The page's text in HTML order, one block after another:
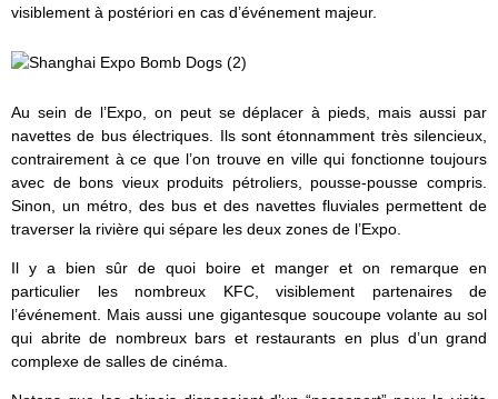
visiblement à postériori en cas d’événement majeur.
Au sein de l’Expo, on peut se déplacer à pieds, mais aussi par
navettes de bus électriques. Ils sont étonnamment très silencieux,
contrairement à ce que l’on trouve en ville qui fonctionne toujours
avec de bons vieux produits pétroliers, pousse-pousse compris.
Sinon, un métro, des bus et des navettes fluviales permettent de
traverser la rivière qui sépare les deux zones de l’Expo.
Il y a bien sûr de quoi boire et manger et on remarque en
particulier les nombreux KFC, visiblement partenaires de
l’événement. Mais aussi une gigantesque soucoupe volante au sol
qui abrite de nombreux bars et restaurants en plus d’un grand
complexe de salles de cinéma.